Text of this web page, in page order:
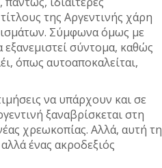
της Αργεντινής χάρη
Σύμφωνα όμως με
σύντομα, καθώς
όπως αυτοαποκαλείται,
να υπάρχουν και σε
ξαναβρίσκεται στη
χρεωκοπίας. Αλλά, αυτή τη
ένας ακροδεξιός